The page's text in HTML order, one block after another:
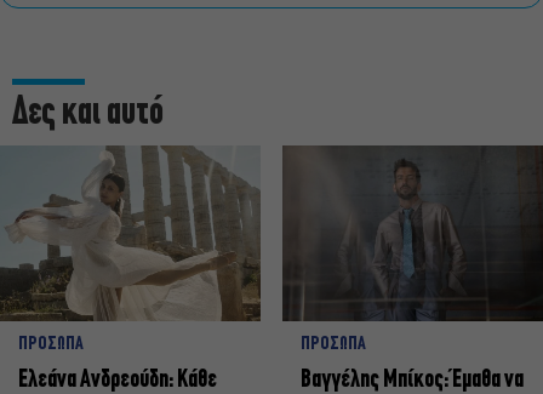
Δες και αυτό
ΠΡΟΣΩΠΑ
Ελεάνα Ανδρεούδη: Κάθε
ΠΡΟΣΩΠΑ
Βαγγέλης Μπίκος: Έμαθα να